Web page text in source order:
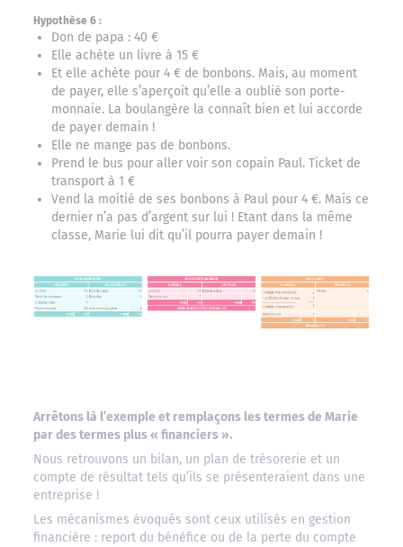
Hypothèse 6 :
Don de papa : 40 €
Elle achète un livre à 15 €
Et elle achète pour 4 € de bonbons. Mais, au moment
de payer, elle s’aperçoit qu’elle a oublié son porte-
monnaie. La boulangère la connaît bien et lui accorde
de payer demain !
Elle ne mange pas de bonbons.
Prend le bus pour aller voir son copain Paul. Ticket de
transport à 1 €
Vend la moitié de ses bonbons à Paul pour 4 €. Mais ce
dernier n’a pas d’argent sur lui ! Etant dans la même
classe, Marie lui dit qu’il pourra payer demain !
Arrêtons là l’exemple et remplaçons les termes de Marie
par des termes plus « financiers ».
Nous retrouvons un bilan, un plan de trésorerie et un
compte de résultat tels qu’ils se présenteraient dans une
entreprise !
Les mécanismes évoqués sont ceux utilisés en gestion
financière : report du bénéfice ou de la perte du compte